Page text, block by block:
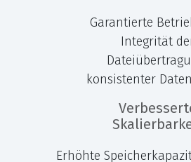
Garantierte
Integrität
konsistenter
Erhöhte